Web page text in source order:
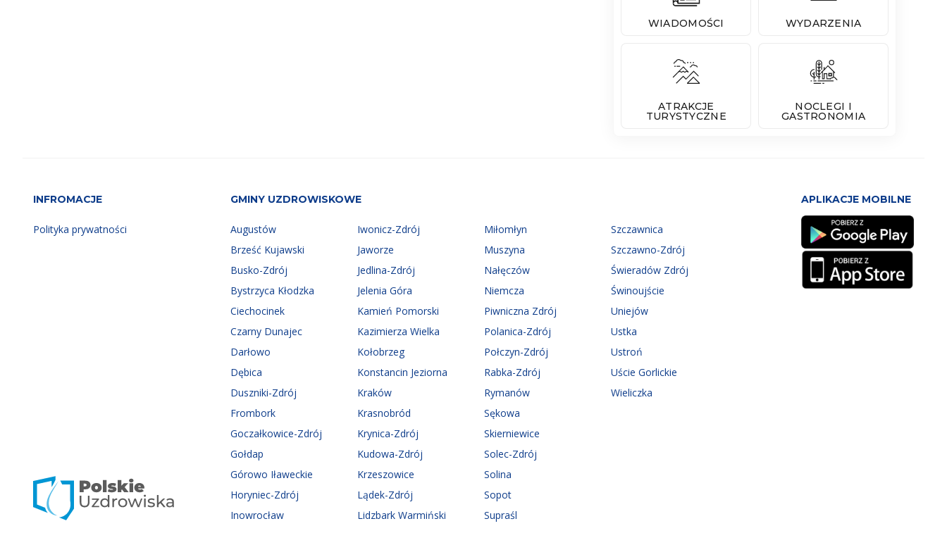
WIADOMOŚCI WYDARZENIA
ATRAKCJE
TURYSTYCZNE
NOCLEGI I
GASTRONOMIA
INFROMACJE
Polityka prywatności
GMINY UZDROWISKOWE
Augustów
Brześć Kujawski
Busko-Zdrój
Bystrzyca Kłodzka
Ciechocinek
Czarny Dunajec
Darłowo
Dębica
Duszniki-Zdrój
Frombork
Goczałkowice-Zdrój
Gołdap
Górowo Iławeckie
Horyniec-Zdrój
Inowrocław
Iwonicz-Zdrój
Jaworze
Jedlina-Zdrój
Jelenia Góra
Kamień Pomorski
Kazimierza Wielka
Kołobrzeg
Konstancin Jeziorna
Kraków
Krasnobród
Krynica-Zdrój
Kudowa-Zdrój
Krzeszowice
Lądek-Zdrój
Lidzbark Warmiński
Miłomłyn
Muszyna
Nałęczów
Niemcza
Piwniczna Zdrój
Polanica-Zdrój
Połczyn-Zdrój
Rabka-Zdrój
Rymanów
Sękowa
Skierniewice
Solec-Zdrój
Solina
Sopot
Supraśl
Szczawnica
Szczawno-Zdrój
Świeradów Zdrój
Świnoujście
Uniejów
Ustka
Ustroń
Uście Gorlickie
Wieliczka
APLIKACJE MOBILNE